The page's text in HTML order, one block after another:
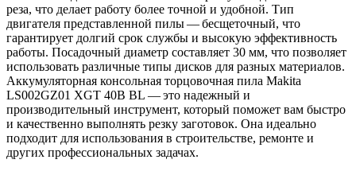
реза, что делает работу более точной и удобной. Тип
двигателя представленной пилы — бесщеточный, что
гарантирует долгий срок службы и высокую эффективность
работы. Посадочный диаметр составляет 30 мм, что позволяет
использовать различные типы дисков для разных материалов.
Аккумуляторная консольная торцовочная пила Makita
LS002GZ01 XGT 40В BL — это надежный и
производительный инструмент, который поможет вам быстро
и качественно выполнять резку заготовок. Она идеально
подходит для использования в строительстве, ремонте и
других профессиональных задачах.